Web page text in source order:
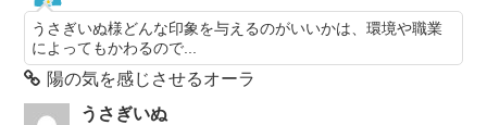
うさぎいぬ様どんな印象を与えるのがいいかは、環境や職業
によってもかわるので...
陽の気を感じさせるオーラ
うさぎいぬ